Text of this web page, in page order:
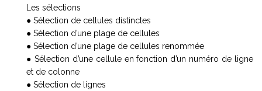
Les sélections
● Sélection de cellules distinctes
● Sélection d’une plage de cellules
● Sélection d’une plage de cellules renommée
● Sélection d’une cellule en fonction d’un numéro de ligne
et de colonne
● Sélection de lignes